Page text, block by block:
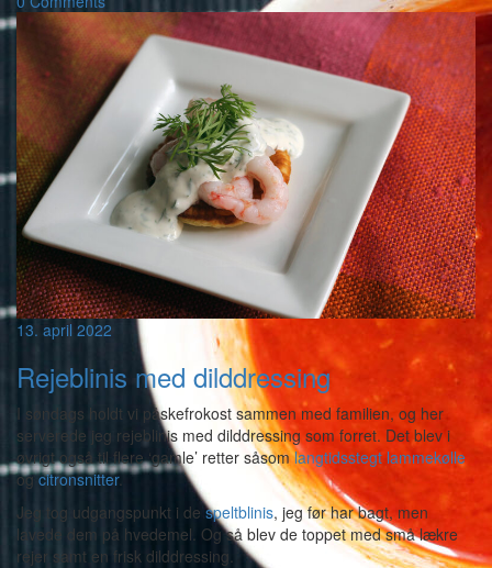
13. april 2022
Rejeblinis med dilddressing
I søndags holdt vi påskefrokost sammen med familien, og her
serverede jeg rejeblinis med dilddressing som forret. Det blev i
øvrigt også til flere ‘gamle’ retter såsomlangtidsstegt lammekølle
ogcitronsnitter.
Jeg tog udgangspunkt i despeltblinis, jeg før har bagt, men
lavede dem på hvedemel. Og så blev de toppet med små lækre
rejer samt en frisk dilddressing.